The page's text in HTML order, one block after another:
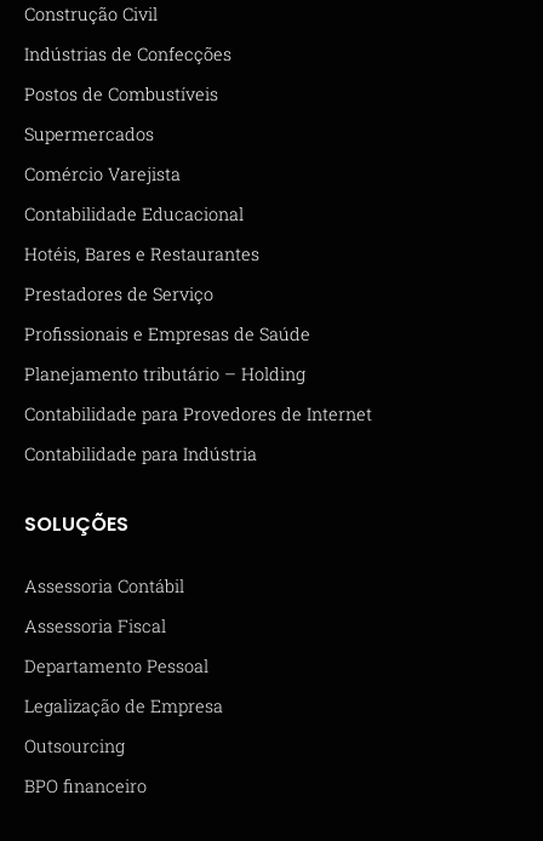
Construção Civil
Indústrias de Confecções
Postos de Combustíveis
Supermercados
Comércio Varejista
Contabilidade Educacional
Hotéis, Bares e Restaurantes
Prestadores de Serviço
Profissionais e Empresas de Saúde
Planejamento tributário – Holding
Contabilidade para Provedores de Internet
Contabilidade para Indústria
SOLUÇÕES
Assessoria Contábil
Assessoria Fiscal
Departamento Pessoal
Legalização de Empresa
Outsourcing
BPO financeiro